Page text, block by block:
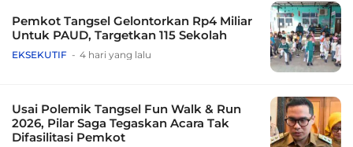
Pemkot Tangsel Gelontorkan Rp4 Miliar
Untuk PAUD, Targetkan 115 Sekolah
EKSEKUTIF 4 hari yang lalu
Usai Polemik Tangsel Fun Walk & Run
2026, Pilar Saga Tegaskan Acara Tak
Difasilitasi Pemkot